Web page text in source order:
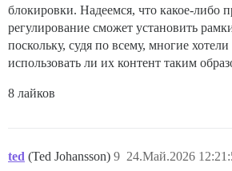
блокировки. Надеемся, что какое-либо
регулирование сможет установить
поскольку, судя по всему, многие
использовать ли их контент таким
8 лайков
ted (Ted Johansson) 24.Май.2026
9